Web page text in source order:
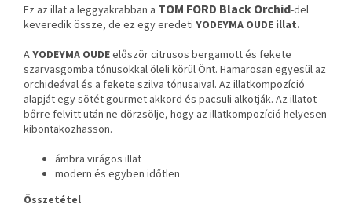
Ez az illat a leggyakrabban a TOM FORD Black Orchid-del
keveredik össze, de ez egy eredeti YODEYMA OUDE illat.
AYODEYMA OUDEelőször citrusos bergamott és fekete
szarvasgomba tónusokkal öleli körül Önt. Hamarosan egyesül az
orchideával és a fekete szilva tónusaival. Az illatkompozíció
alapját egy sötét gourmet akkord és pacsuli alkotják. Az illatot
bőrre felvitt után ne dörzsölje, hogy az illatkompozíció helyesen
kibontakozhasson.
ámbra virágos illat
modern és egyben időtlen
Összetétel